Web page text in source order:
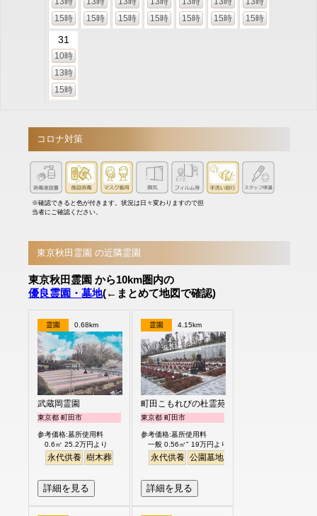
15時
15時
15時
15時
15時
15時
15時
31
10時
13時
15時
コロナ対策
※確認できると色が付きます。状況は日々変わりますので担
当者にご確認ください。
東京秋田霊園 の近隣霊園
東京秋田霊園 から10km圏内の
優良霊園・墓地(←まとめて地図で確認)
霊園 0.68km
武蔵岡霊園
東京都 町田市
参考価格:墓所使用料
0.6㎡ 25.2万円より
永代供養 樹木葬
詳細を見る
霊園 4.15km
町田こもれびの杜霊苑
東京都 町田市
参考価格:墓所使用料
一般 0.56㎡" 19万円より
永代供養 公園墓地
詳細を見る